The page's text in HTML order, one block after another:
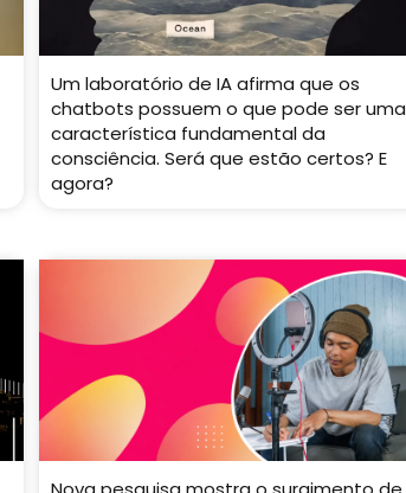
Um laboratório de IA afirma que os
chatbots possuem o que pode ser uma
característica fundamental da
consciência. Será que estão certos? E
agora?